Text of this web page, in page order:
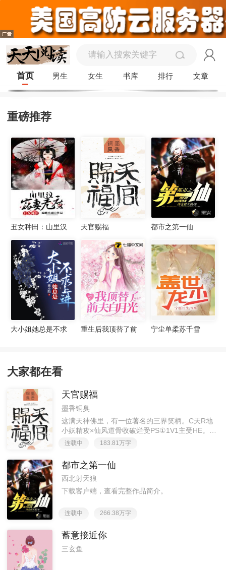
首页 男生 女生 书库 排行 文章
重磅推荐
丑女种田：山里汉
天官赐福 都市之第一仙
大小姐她总是不求
重生后我顶替了前
宁尘单柔苏千雪
大家都在看
天官赐福
墨香铜臭
这满天神佛里，有一位著名的三界笑柄。C天R地
小妖精攻×仙风道骨收破烂受PS①1V1主受HE。②
胡说八道，莫要考据，随便看看。③每日2000左右
其余时间显示更新都是在捉虫或小修。感谢帘子大
大美丽的封面●ｖ●~
连载中 183.81万字
都市之第一仙
西北射天狼
下载客户端，查看完整作品简介。
连载中 266.38万字
蓄意接近你
三玄鱼